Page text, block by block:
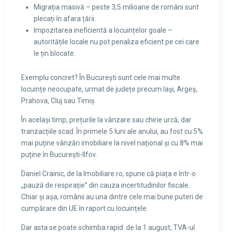
Migrația masivă – peste 3,5 milioane de români sunt
plecați în afara țării.
Impozitarea ineficientă a locuințelor goale –
autoritățile locale nu pot penaliza eficient pe cei care
le țin blocate.
Exemplu concret? În București sunt cele mai multe
locuințe neocupate, urmat de județe precum Iași, Argeș,
Prahova, Cluj sau Timiș.
În același timp, prețurile la vânzare sau chirie urcă, dar
tranzacțiile scad. În primele 5 luni ale anului, au fost cu 5%
mai puține vânzări imobiliare la nivel național și cu 8% mai
puține în București-Ilfov.
Daniel Crainic, de la Imobiliare.ro, spune că piața e într-o
„pauză de respirație” din cauza incertitudinilor fiscale.
Chiar și așa, românii au una dintre cele mai bune puteri de
cumpărare din UE în raport cu locuințele.
Dar asta se poate schimba rapid: de la 1 august, TVA-ul